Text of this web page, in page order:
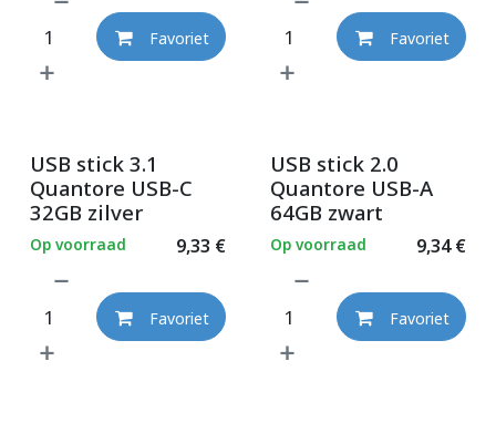
Favoriet Favoriet
USB stick 3.1
Quantore USB-C
32GB zilver
9,33 €
Op voorraad
Favoriet
USB stick 2.0
Quantore USB-A
64GB zwart
9,34€
Op voorraad
Favoriet